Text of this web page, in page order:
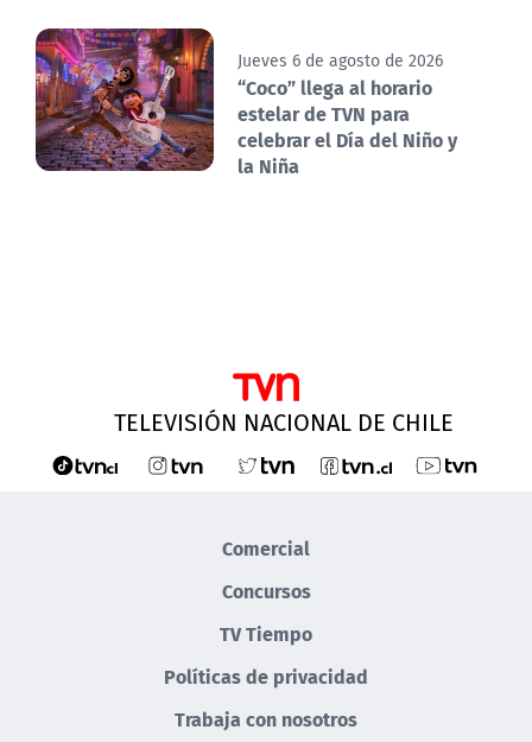
Jueves 6 de agosto de 2026
“Coco” llega al horario
estelar de TVN para
celebrar el Día del Niño y
la Niña
TELEVISIÓN NACIONAL DE CHILE
Comercial
Concursos
TV Tiempo
Políticas de privacidad
Trabaja con nosotros